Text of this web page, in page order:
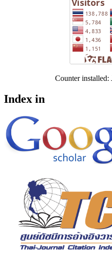
Counter installed:
Index in